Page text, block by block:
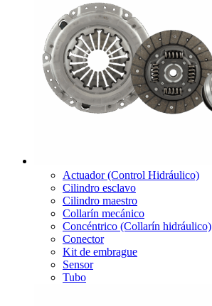
Actuador (Control Hidráulico)
Cilindro esclavo
Cilindro maestro
Collarín mecánico
Concéntrico (Collarín hidráulico)
Conector
Kit de embrague
Sensor
Tubo